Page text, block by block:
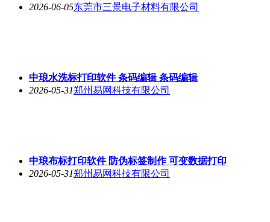
2026-06-05东莞市三景电子材料有限公司
中琅水洗标打印软件 条码编辑 条码编辑
2026-05-31郑州易网科技有限公司
中琅布标打印软件 防伪标签制作 可变数据打印
2026-05-31郑州易网科技有限公司